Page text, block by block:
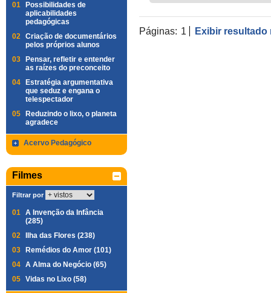
01
Possibilidades de
aplicabilidades
pedagógicas
02 Criação de documentários
pelos próprios alunos
03
Pensar, refletir e entender
as raízes do preconceito
04
Estratégia argumentativa
que seduz e engana o
telespectador
05
Reduzindo o lixo, o planeta
agradece
Acervo Pedagógico
Filmes
Filtrar por
01 A Invenção da Infância
(285)
02
Ilha das Flores (238)
03
Remédios do Amor (101)
04 A Alma do Negócio (65)
05 Vidas no Lixo (58)
Páginas: 1 Exibir resultado